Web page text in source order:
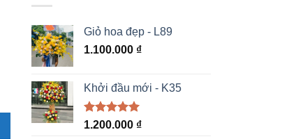
Giỏ hoa đẹp - L89
1.100.000 ₫
Khởi đầu mới - K35
Được xếp
1.200.000 ₫